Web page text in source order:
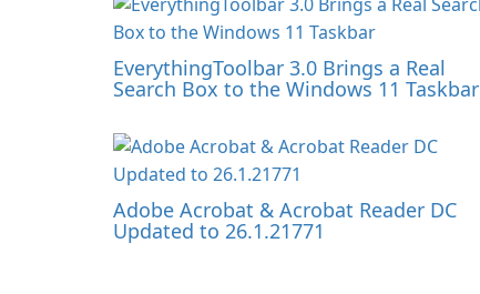
EverythingToolbar 3.0 Brings a Real
Search Box to the Windows 11 Taskbar
Adobe Acrobat & Acrobat Reader DC
Updated to 26.1.21771